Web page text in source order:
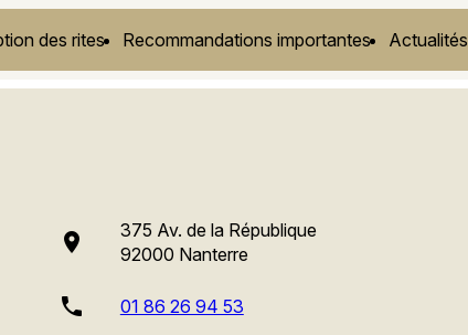
des rites Recommandations importantes Actualités
place
375 Av. de la République
92000 Nanterre
phone 01 86 26 94 53